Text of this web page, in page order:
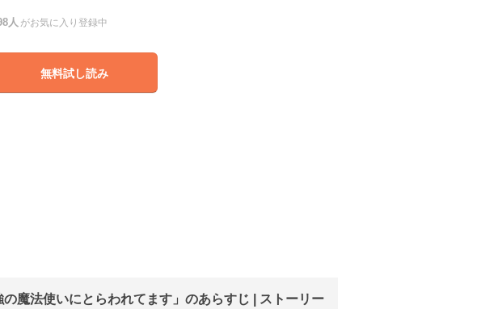
人 がお気に入り登録中
無料試し読み
魔法使いにとらわれてます」のあらすじ | ストーリー